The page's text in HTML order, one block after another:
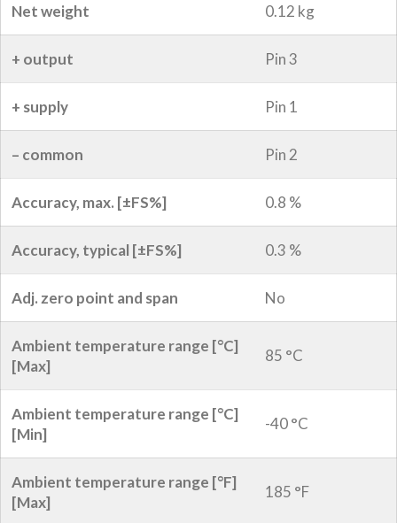
Net weight 0.12 kg
+ output Pin 3
+ supply Pin 1
– common Pin 2
Accuracy, max. [±FS%] 0.8 %
Accuracy, typical [±FS%] 0.3 %
Adj. zero point and span No
Ambient temperature range [°C]
[Max]
85 °C
Ambient temperature range [°C]
[Min]
-40 °C
Ambient temperature range [°F]
[Max]
185 °F